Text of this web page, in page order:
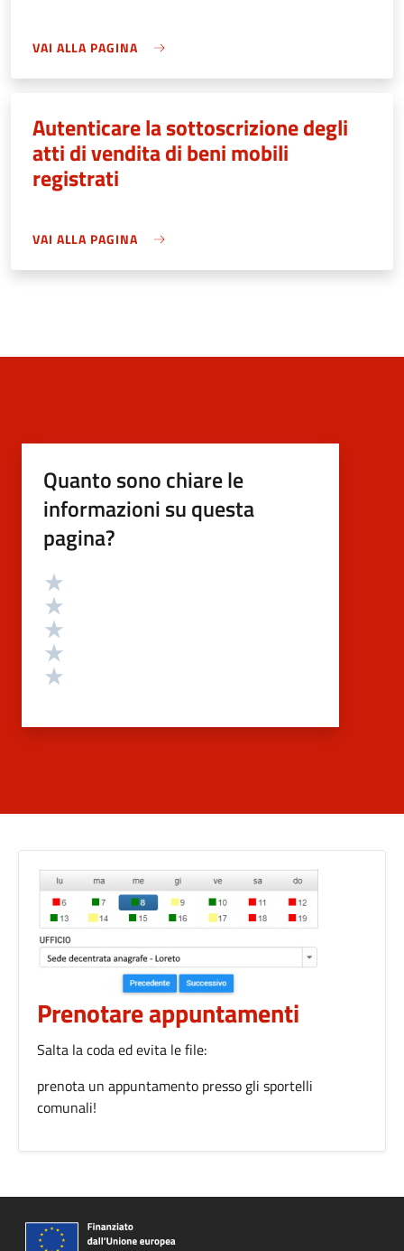
VAI ALLA PAGINA
Autenticare la sottoscrizione degli
atti di vendita di beni mobili
registrati
VAI ALLA PAGINA
Quanto sono chiare le
informazioni su questa
pagina?
Valutazione
Prenotare appuntamenti
Salta la coda ed evita le file:
prenota un appuntamento presso gli sportelli
comunali!